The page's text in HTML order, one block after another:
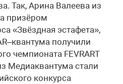
Так, Арина Валеева из
призёром
«Звёздная эстафета»,
получили
чемпионата FEVRART
Медиаквантума стали
конкурса